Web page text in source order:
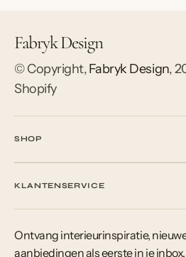
Fabryk Design
© Copyright,Fabryk Design,
Shopify
SHOP
KLANTENSERVICE
Ontvang interieurinspiratie,
aanbiedingen als eerste in je inbox.